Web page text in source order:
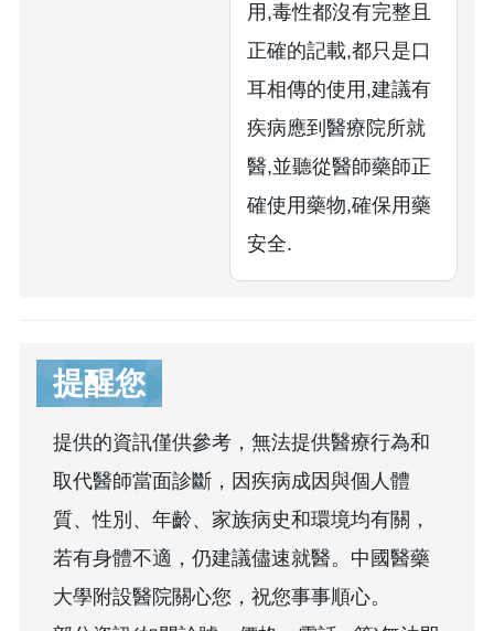
用,毒性都沒有完整且
正確的記載,都只是口
耳相傳的使用,建議有
疾病應到醫療院所就
醫,並聽從醫師藥師正
確使用藥物,確保用藥
安全.
提醒您
提供的資訊僅供參考，無法提供醫療行為和
取代醫師當面診斷，因疾病成因與個人體
質、性別、年齡、家族病史和環境均有關，
若有身體不適，仍建議儘速就醫。中國醫藥
大學附設醫院關心您，祝您事事順心。